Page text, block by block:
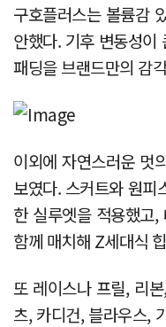
구호플러스는 볼륨감
안했다. 기후 변동성이
패딩을 브랜드만의 감
이외에 자연스러운 멋
보였다. 스커트와 원피
한 실루엣을 적용했고
함께 매치해 Z세대식
또 레이스나 프릴, 리
츠, 카디건, 블라우스,